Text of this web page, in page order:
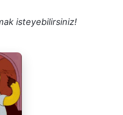
isteyebilirsiniz!